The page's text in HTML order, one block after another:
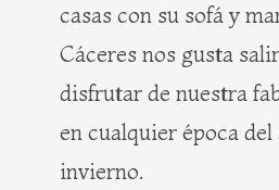
casas con su sofá y
Cáceres nos gusta
disfrutar de nuestra
en cualquier época
invierno.